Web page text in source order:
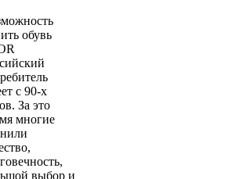
обувь
с 90-х
За это
многие
выбор и